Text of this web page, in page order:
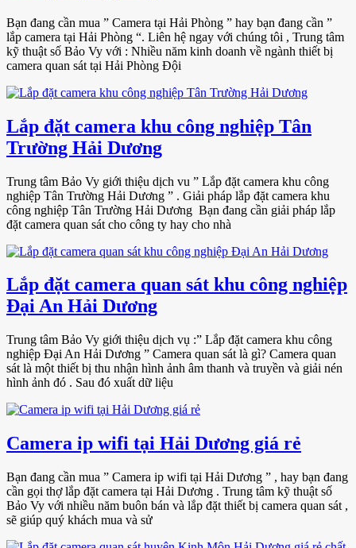
Bạn đang cần mua ” Camera tại Hải Phòng ” hay bạn đang cần ”
lắp camera tại Hải Phòng “. Liên hệ ngay với chúng tôi , Trung tâm
kỹ thuật số Bảo Vy với : Nhiều năm kinh doanh về ngành thiết bị
camera quan sát tại Hải Phòng Đội
Lắp đặt camera khu công nghiệp Tân
Trường Hải Dương
Trung tâm Bảo Vy giới thiệu dịch vu ” Lắp đặt camera khu công
nghiệp Tân Trường Hải Dương ” . Giải pháp lắp đặt camera khu
công nghiệp Tân Trường Hải Dương Bạn đang cần giải pháp lắp
đặt camera quan sát cho công ty hay cho nhà
Lắp đặt camera quan sát khu công nghiệp
Đại An Hải Dương
Trung tâm Bảo Vy giới thiệu dịch vụ :” Lắp đặt camera khu công
nghiệp Đại An Hải Dương ” Camera quan sát là gì? Camera quan
sát là một thiết bị thu nhận hình ảnh âm thanh và truyền và giải nén
hình ảnh đó . Sau đó xuất dữ liệu
Camera ip wifi tại Hải Dương giá rẻ
Bạn đang cần mua ” Camera ip wifi tại Hải Dương ” , hay bạn đang
cần gọi thợ lắp đặt camera tại Hải Dương . Trung tâm kỹ thuật số
Bảo Vy với nhiều năm buôn bán và lắp đặt thiết bị camera quan sát ,
sẽ giúp quý khách mua và sử